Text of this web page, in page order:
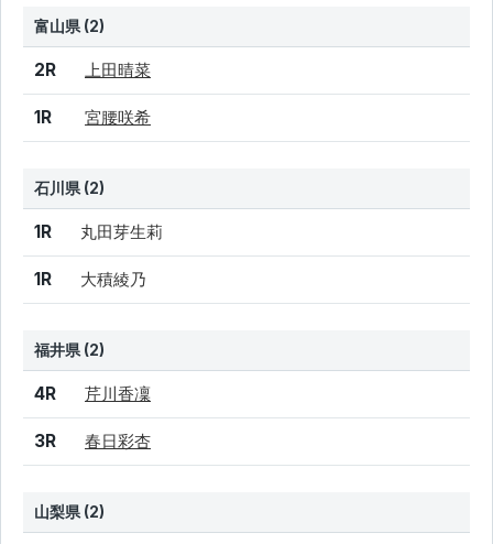
富山県 (2)
結果 シード 選手名
2R 上田晴菜
1R 宮腰咲希
石川県 (2)
結果 シード 選手名
1R 丸田芽生莉
1R 大積綾乃
福井県 (2)
結果 シード 選手名
4R 芹川香凜
3R 春日彩杏
山梨県 (2)